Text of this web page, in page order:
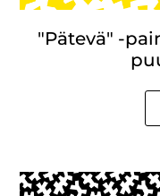
"Pätevä" -